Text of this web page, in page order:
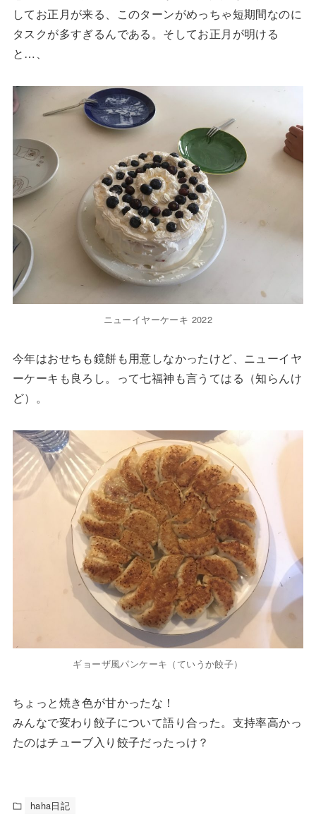
してお正月が来る、このターンがめっちゃ短期間なのに
タスクが多すぎるんである。そしてお正月が明ける
と…、
ニューイヤーケーキ 2022
今年はおせちも鏡餅も用意しなかったけど、ニューイヤ
ーケーキも良ろし。って七福神も言うてはる（知らんけ
ど）。
ギョーザ風パンケーキ（ていうか餃子）
ちょっと焼き色が甘かったな！
みんなで変わり餃子について語り合った。支持率高かっ
たのはチューブ入り餃子だったっけ？
haha日記